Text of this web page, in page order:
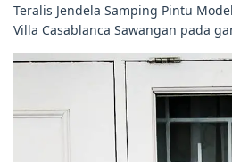
Teralis Jendela Samping Pintu
Villa Casablanca Sawangan pada